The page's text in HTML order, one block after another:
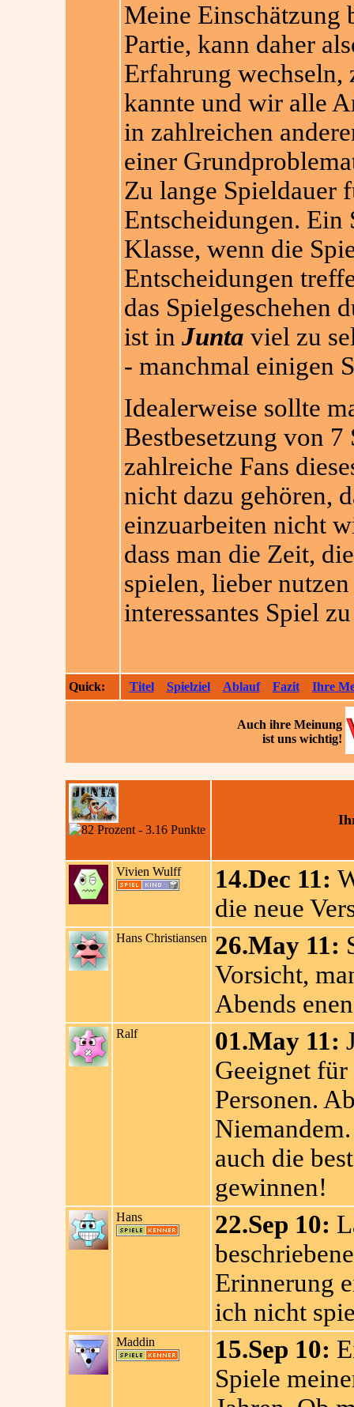
Meine Einschätzung
Partie, kann daher
Erfahrung wechseln,
kannte und wir alle
in zahlreichen
einer
Zu lange Spieldauer
Entscheidungen. Ein
Klasse, wenn die
Entscheidungen
das Spielgeschehen
ist in Junta viel zu
- manchmal einigen
Idealerweise sollte
Bestbesetzung von
zahlreiche Fans
nicht dazu gehören,
einzuarbeiten nicht
dass man die Zeit,
spielen, lieber
interessantes Spiel
Quick: Titel Spielziel Ablauf Fazit Ihre
Auch ihre Meinung
ist uns wichtig!
Vivien Wulff 14.Dec 11:
die neue
Hans Christiansen 26.May 11:
Vorsicht,
Abends
Ralf 01.May 11:
Geeignet
Personen.
auch die
gewinnen!
Hans 22.Sep 10:
Erinnerung
ich nicht
Maddin 15.Sep 10:
Spiele